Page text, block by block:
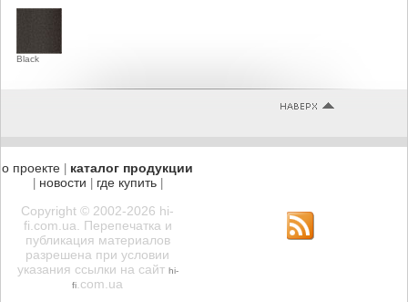
Black
о проекте каталог продукции
новости где купить|
Copyright © 2002-2026 hi-
fi.com.ua. Перепечатка и
публикация материалов
разрешена при условии
указания ссылки на сайт hi-
fi .com.ua